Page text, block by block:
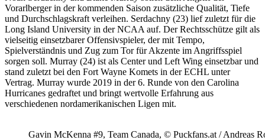
Vorarlberger in der kommenden Saison zusätzliche Qualität, Tiefe
und Durchschlagskraft verleihen. Serdachny (23) lief zuletzt für die
Long Island University in der NCAA auf. Der Rechtsschütze gilt als
vielseitig einsetzbarer Offensivspieler, der mit Tempo,
Spielverständnis und Zug zum Tor für Akzente im Angriffsspiel
sorgen soll. Murray (24) ist als Center und Left Wing einsetzbar und
stand zuletzt bei den Fort Wayne Komets in der ECHL unter
Vertrag. Murray wurde 2019 in der 6. Runde von den Carolina
Hurricanes gedraftet und bringt wertvolle Erfahrung aus
verschiedenen nordamerikanischen Ligen mit.
Gavin McKenna #9, Team Canada, © Puckfans.at / Andreas